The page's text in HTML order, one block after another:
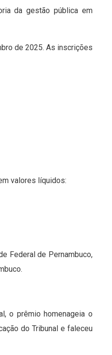
da gestão pública em
de 2025. As inscrições
valores líquidos:
Federal de Pernambuco,
o prêmio homenageia o
do Tribunal e faleceu